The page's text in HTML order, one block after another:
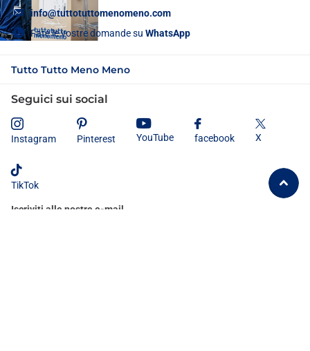
info@tuttotuttomenomeno.com
Fate le vostre domande su WhatsApp
Tutto Tutto Meno Meno
Seguici sui social
Instagram Pinterest YouTube facebook X
TikTok
Iscriviti alle nostre e-mail